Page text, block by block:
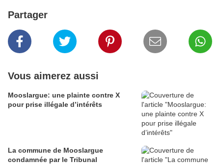
Partager
Vous aimerez aussi
Mooslargue: une plainte contre X
pour prise illégale d’intérêts
La commune de Mooslargue
condamnée par le Tribunal